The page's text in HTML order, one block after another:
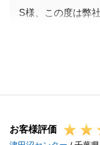
S様、この度は弊
私にお任せ頂けた
S様のますますの
宜しくお願い申し
お客様評価